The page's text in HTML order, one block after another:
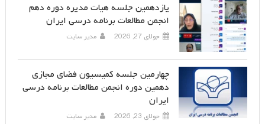
یازدهمین جلسه هیات مدیره دوره دهم
انجمن مطالعات برنامه درسی ایران
جولای 27, 2026 مدیر سایت
چهارمین جلسه کمیسیون فضای مجازی
دهمین دوره انجمن مطالعات برنامه درسی
ایران
جولای 23, 2026 مدیر سایت